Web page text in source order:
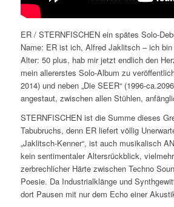
ER / STERNFISCHEN ein spätes Solo-
Name: ER ist ich, Alfred Jaklitsch – ich
Alter: 50 plus, hab mir jetzt endlich den
mein allererstes Solo-Album zu
2014) und neben „Die SEER“ (1996-
angestaut, zwischen allen Stühlen,
STERNFISCHEN ist die Summe dieses
Tabubruchs, denn ER liefert völlig
„Jaklitsch-Kenner“, ist auch musikalisch
kein sentimentaler Altersrückblick,
zerbrechlicher Härte zwischen Techno
Poesie. Da Industrialklänge und
dort Pausen mit nur dem Echo einer